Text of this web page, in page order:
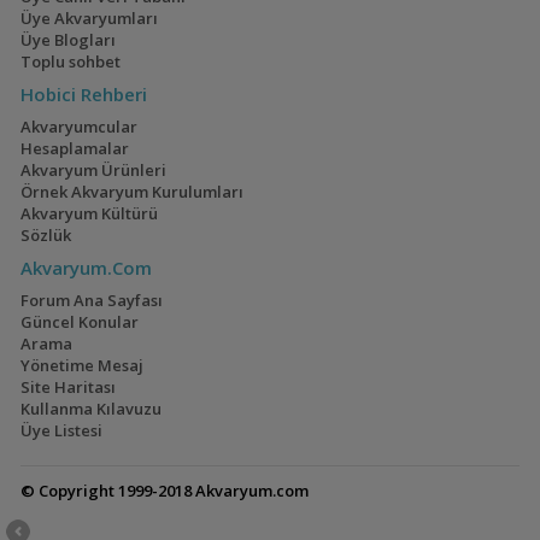
Geophagus Red
Ateşağız
Mavi Melek Karides
Cyrtocara Moorii
Üye Akvaryumları
Üye Blogları
Toplu sohbet
Hobici Rehberi
Akvaryumcular
Hesaplamalar
Akvaryum Ürünleri
Örnek Akvaryum Kurulumları
Akvaryum Kültürü
Sözlük
Akvaryum.Com
Forum Ana Sayfası
Güncel Konular
Arama
Yönetime Mesaj
Site Haritası
Kullanma Kılavuzu
Üye Listesi
© Copyright 1999-2018 Akvaryum.com